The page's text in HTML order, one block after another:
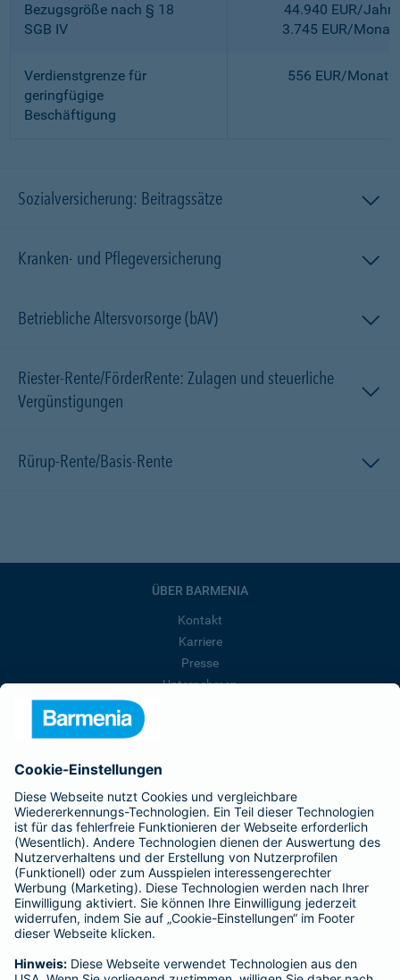
Bezugsgröße nach § 18
SGB IV
44.940 EUR/Jahr
3.745 EUR/Monat
Verdienstgrenze für
geringfügige
Beschäftigung
556 EUR/Monat
Sozialversicherung: Beitragssätze
Kranken- und Pflegeversicherung
Betriebliche Altersvorsorge (bAV)
Riester-Rente/FörderRente: Zulagen und steuerliche
Vergünstigungen
Rürup-Rente/Basis-Rente
ÜBER BARMENIA
Kontakt
Karriere
Presse
Unternehmen
Affiliate-Partner werden
Kranken-Zusatzversicherung
Tierversicherungen
Haftpflichtversicherung
Hausratversicherung
SERVICE
Schaden melden